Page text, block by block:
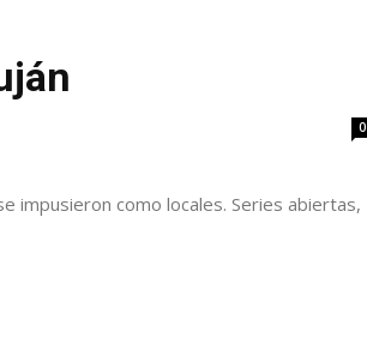
0
impusieron como locales. Series abiertas,